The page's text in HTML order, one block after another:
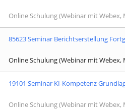
Online Schulung (Webinar mit Webex,
85623 Seminar Berichtserstellung
Online Schulung (Webinar mit Webex,
19101 Seminar KI-Kompetenz
Online Schulung (Webinar mit Webex,